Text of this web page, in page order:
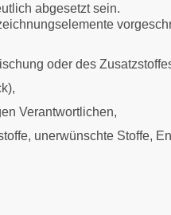
abgesetzt sein.
oder des
Verantwortlichen,
unerwünschte Stoffe,